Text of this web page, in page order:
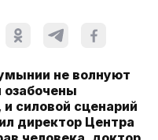
не волнуют
силовой сценарий
директор Центра